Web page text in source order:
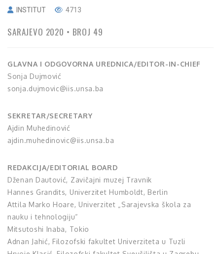
INSTITUT 4713
SARAJEVO 2020 • BROJ 49
GLAVNA I ODGOVORNA UREDNICA/EDITOR-IN-CHIEF
Sonja Dujmović
sonja.dujmovic@iis.unsa.ba
SEKRETAR/SECRETARY
Ajdin Muhedinović
ajdin.muhedinovic@iis.unsa.ba
REDAKCIJA/EDITORIAL BOARD
Dženan Dautović, Zavičajni muzej Travnik
Hannes Grandits, Univerzitet Humboldt, Berlin
Attila Marko Hoare, Univerzitet „Sarajevska škola za
nauku i tehnologiju“
Mitsutoshi Inaba, Tokio
Adnan Jahić, Filozofski fakultet Univerziteta u Tuzli